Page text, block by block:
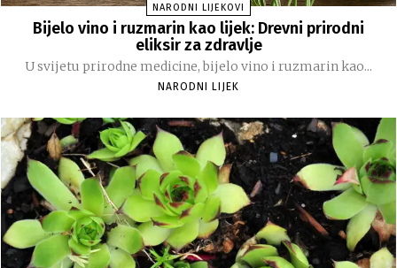
NARODNI LIJEKOVI
Bijelo vino i ruzmarin kao lijek: Drevni prirodni
eliksir za zdravlje
U svijetu prirodne medicine, bijelo vino i ruzmarin kao...
NARODNI LIJEK